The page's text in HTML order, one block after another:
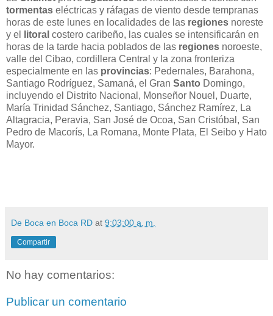
tormentas eléctricas y ráfagas de viento desde tempranas
horas de este lunes en localidades de las regiones noreste
y el
litoral costero caribeño, las cuales se intensificarán en
horas de la tarde hacia poblados de las regiones noroeste,
valle del Cibao, cordillera Central y la zona fronteriza
especialmente en las provincias: Pedernales, Barahona,
Santiago Rodríguez, Samaná, el Gran Santo Domingo,
incluyendo el Distrito Nacional, Monseñor Nouel, Duarte,
María Trinidad Sánchez, Santiago, Sánchez Ramírez, La
Altagracia, Peravia, San José de Ocoa, San Cristóbal, San
Pedro de Macorís, La Romana, Monte Plata, El Seibo y Hato
Mayor.
De Boca en Boca RD at 9:03:00 a. m.
Compartir
No hay comentarios:
Publicar un comentario